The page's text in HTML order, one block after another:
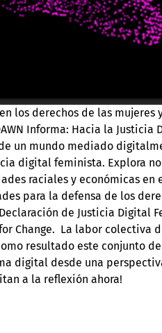
los derechos de las mujeres y
Informa: Hacia la Justicia
un mundo mediado
digital feminista. Explora
raciales y económicas en
para la defensa de los
de Justicia Digital
Change. La labor colectiva
resultado este conjunto
digital desde una
a la reflexión ahora!